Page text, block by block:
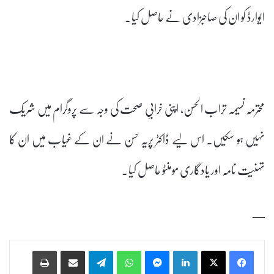
ایوارڈ کو ان کی صاحبزادی نے حاصل کیا۔
محترمہ نسیمہ تراب الحسن، اپنی خرابیِ صحت کی وجہ سے پروگرام میں شریک
نہیں ہو سکیں۔ اس لیے ڈاکٹر پریہ حسن نے ان کے غیاب میں ان کا
تہنیت نامہ اور یادگاری مومنٹو حاصل کیا۔
—
LinkedIn
WhatsApp
Telegram